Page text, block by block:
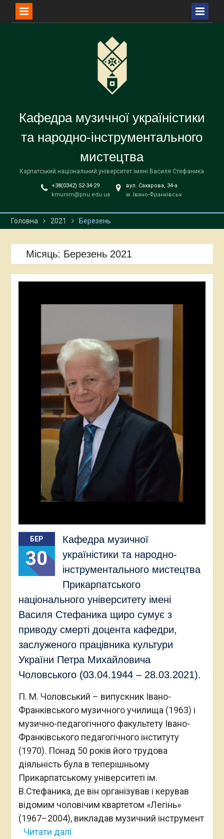
Кафедра музичної україністики
та народно-інструментального
мистецтва
Карпатський національний університет імені Василя Стефаника
+38(0342) 52-34-29
kmunim@pnu.edu.ua
вул. Сахарова, 34-а
м. Івано-Франківськ
Головна 2021 Березень
Місяць: Березень 2021
БЕР
30
Кафедра музичної
україністики та народно-
інструментального мистецтва
Прикарпатського
національного університету імені
Василя Стефаника щиро сумує з
приводу смерті доцента кафедри,
заслуженого працівника культури
України Петра Михайловича
Чоловського (03.04.1944 – 28.03.2021).
П. М. Чоловський – випускник Івано-
Франківського музичного училища (1963) і
музично-педагогічного факультету Івано-
Франківського педагогічного інституту
(1970). Понад 50 років його трудова
діяльність була в теперішньому
Прикарпатському університеті ім.
В.Стефаника, де він організував і керував
відомим чоловічим квартетом «Легінь»
(1967–2004), викладав музичний інструмент
Читати далі